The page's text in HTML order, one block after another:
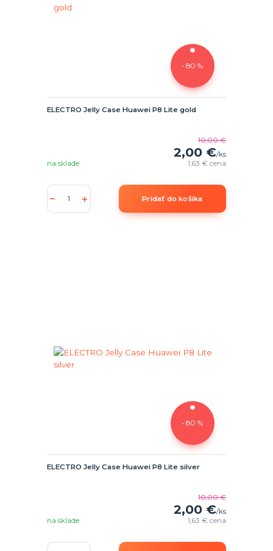
- 80 %
ELECTRO Jelly Case Huawei P8 Lite gold
10,00 €
2,00 €/ks
1,63 €cena
na sklade
Pridať do košíka
- 80 %
ELECTRO Jelly Case Huawei P8 Lite silver
10,00 €
2,00 €/ks
1,63 €cena
na sklade